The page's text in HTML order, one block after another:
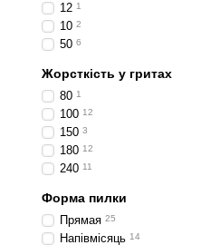
12 1
10 2
50 6
Жорсткість у гритах
80 1
100 12
150 3
180 12
240 11
Форма пилки
Прямая 25
Напівмісяць 14